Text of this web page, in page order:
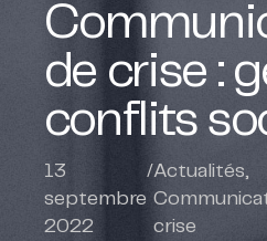
de crise :
conflits
13
septembre
2022
/Actualités,
crise